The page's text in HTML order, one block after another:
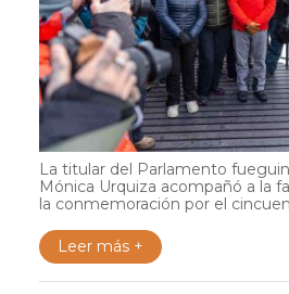
La titular del Parlamento
Mónica Urquiza acompañó a la
la conmemoración por el
Leer más +